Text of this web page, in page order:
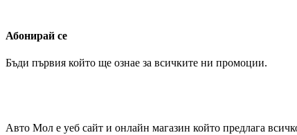
Абонирай се
Бъди първия който ще ознае за всичките ни промоции.
Авто Мол е уеб сайт и онлайн магазин който предлага